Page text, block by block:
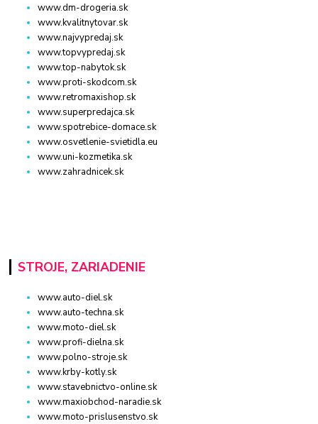
www.dm-drogeria.sk
www.kvalitnytovar.sk
www.najvypredaj.sk
www.topvypredaj.sk
www.top-nabytok.sk
www.proti-skodcom.sk
www.retromaxishop.sk
www.superpredajca.sk
www.spotrebice-domace.sk
www.osvetlenie-svietidla.eu
www.uni-kozmetika.sk
www.zahradnicek.sk
STROJE, ZARIADENIE
www.auto-diel.sk
www.auto-techna.sk
www.moto-diel.sk
www.profi-dielna.sk
www.polno-stroje.sk
www.krby-kotly.sk
www.stavebnictvo-online.sk
www.maxiobchod-naradie.sk
www.moto-prislusenstvo.sk